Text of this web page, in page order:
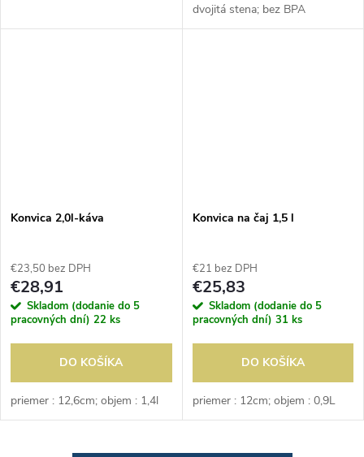
dvojitá stena; bez BPA
Konvica 2,0l-káva
€23,50 bez DPH
€28,91
Skladom (dodanie do 5
pracovných dní) 22 ks
DO KOŠÍKA
priemer : 12,6cm; objem : 1,4l
Konvica na čaj 1,5 l
€21 bez DPH
€25,83
Skladom (dodanie do 5
pracovných dní) 31 ks
DO KOŠÍKA
priemer : 12cm; objem : 0,9L